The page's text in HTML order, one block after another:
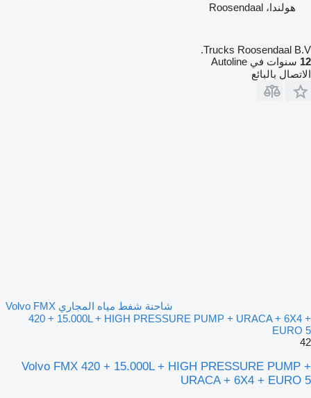
هولندا، Roosendaal
Trucks Roosendaal B.V.
12 سنوات في Autoline
الاتصال بالبائع
شاحنة شفط مياه المجاري Volvo FMX
420 + 15.000L + HIGH PRESSURE PUMP + URACA + 6X4 +
EURO 5
42
Volvo FMX 420 + 15.000L + HIGH PRESSURE PUMP +
URACA + 6X4 + EURO 5